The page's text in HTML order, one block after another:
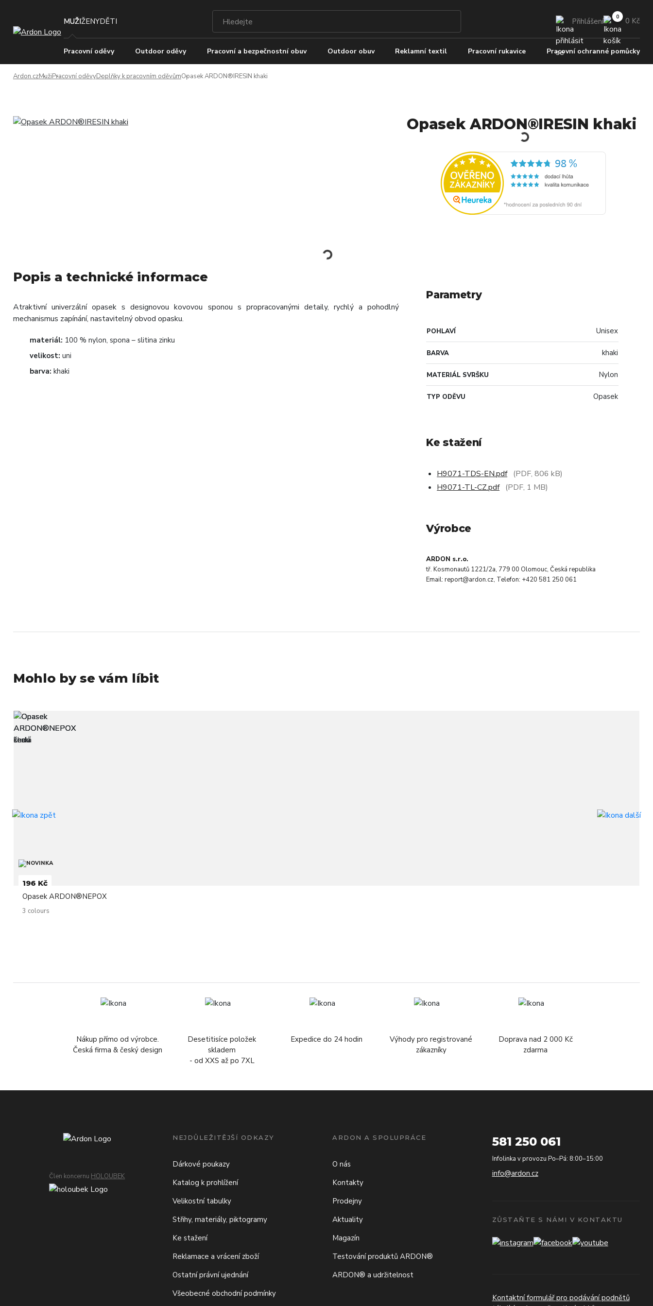
MUŽIŽENYDĚTI Přihlášení 0 Kč
Pracovní oděvy Outdoor oděvy Pracovní a bezpečnostní obuv Outdoor obuv Reklamní textil Pracovní rukavice Pracovní ochranné pomůcky
Ardon.czMužiPracovní oděvyDoplňky k pracovním oděvůmOpasek ARDON®IRESIN khaki
Opasek ARDON®IRESIN khaki
Popis a technické informace
Atraktivní univerzální opasek s designovou kovovou sponou s propracovanými detaily, rychlý a pohodlný
mechanismus zapínání, nastavitelný obvod opasku.
materiál: 100 % nylon, spona – slitina zinku
velikost: uni
barva: khaki
Parametry
POHLAVÍ Unisex
BARVA khaki
MATERIÁL SVRŠKU Nylon
TYP ODĚVU Opasek
Ke stažení
H9071-TDS-EN.pdf (PDF, 806 kB)
H9071-TL-CZ.pdf (PDF, 1 MB)
Výrobce
ARDON s.r.o.
tř. Kosmonautů 1221/2a, 779 00 Olomouc, Česká republika
Email: report@ardon.cz, Telefon: +420 581 250 061
Mohlo by se vám líbit
196 Kč
Opasek ARDON®NEPOX
3 colours
Nákup přímo od výrobce.
Česká firma & český design
Desetitisíce položek
skladem
- od XXS až po 7XL
Expedice do 24 hodin
Výhody pro registrované
zákazníky
Doprava nad 2 000 Kč
zdarma
Člen koncernu HOLOUBEK
NEJDŮLEŽITĚJŠÍ ODKAZY
Dárkové poukazy
Katalog k prohlížení
Velikostní tabulky
Střihy, materiály, piktogramy
Ke stažení
Reklamace a vrácení zboží
Ostatní právní ujednání
Všeobecné obchodní podmínky
ARDON A SPOLUPRÁCE
O nás
Kontakty
Prodejny
Aktuality
Magazín
Testování produktů ARDON®
ARDON® a udržitelnost
581 250 061
Infolinka v provozu Po–Pá: 8:00–15:00
info@ardon.cz
ZŮSTAŇTE S NÁMI V KONTAKTU
Kontaktní formulář pro podávání podnětů